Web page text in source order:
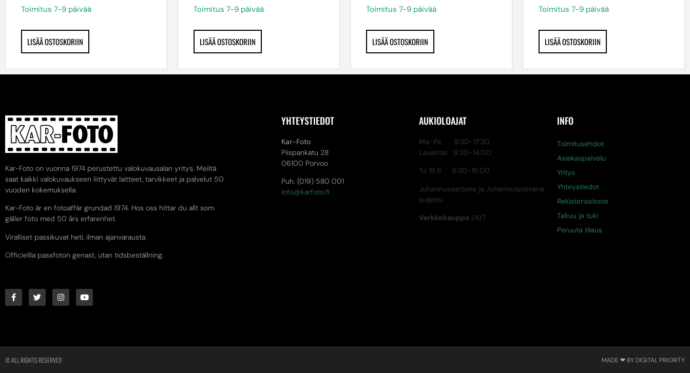
Toimitus 7-9 päivää
LISÄÄ OSTOSKORIIN
Toimitus 7-9 päivää
LISÄÄ OSTOSKORIIN
Toimitus 7-9 päivää
LISÄÄ OSTOSKORIIN
Toimitus 7-9 päivää
LISÄÄ OSTOSKORIIN
Kar-Foto on vuonna 1974 perustettu valokuvausalan yritys. Meiltä
saat kaikki valokuvaukseen liittyvät laitteet, tarvikkeet ja palvelut 50
vuoden kokemuksella.
Kar-Foto är en fotoaffär grundad 1974. Hos oss hittar du allt som
gäller foto med 50 års erfarenhet.
Viralliset passikuvat heti, ilman ajanvarausta.
Officiellla passfoton genast, utan tidsbeställning.
YHTEYSTIEDOT
Kar-Foto
Piispankatu 28
06100 Porvoo
Puh. (019) 580 001
info@karfoto.fi
AUKIOLOAJAT
Ma-Pe 9:30-17:30
Lauantai 9:30-14:00
To 18.6 9:30-16:00
Juhannusaattona ja Juhannuspäivänä
suljettu
Verkkokauppa 24/7
INFO
Toimitusehdot
Asiakaspalvelu
Yritys
Yhteystiedot
Rekisteriseloste
Takuu ja tuki
Peruuta tilaus
© ALL RIGHTS RESERVED MADE ❤ BY DIGITAL PRIORITY